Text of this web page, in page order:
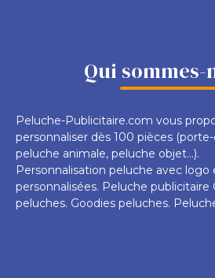
Qui sommes-
Peluche-Publicitaire.com vous
personnaliser dès 100 pièces
peluche animale, peluche objet...).
Personnalisation peluche avec
personnalisées. Peluche publicitaire
peluches. Goodies peluches.